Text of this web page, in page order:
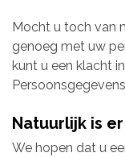
Mocht u toch van
genoeg met uw
kunt u een klacht
Natuurlijk is
We hopen dat u